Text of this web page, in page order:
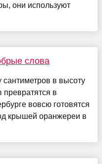
они используют
слова
сантиметров в высоту
превратятся в
вовсю готовятся
крышей оранжереи в